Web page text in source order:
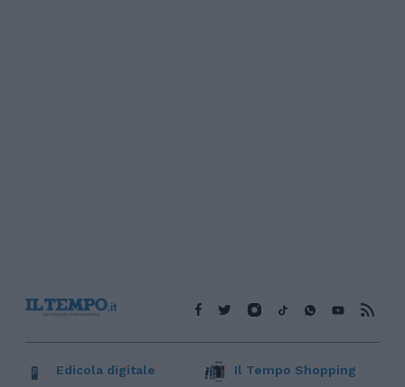
Edicola digitale Il Tempo Shopping